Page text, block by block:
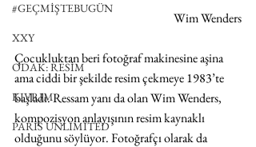
#GEÇMİŞTEBUGÜN
XXY
ODAK: RESİM
KIVRIM
PARIS UNLIMITED
Wim Wenders
Çocukluktan beri fotoğraf makinesine aşina
ama ciddi bir şekilde resim çekmeye 1983’te
başladı. Ressam yanı da olan Wim Wenders,
kompozisyon anlayışının resim kaynaklı
olduğunu söylüyor. Fotoğrafçı olarak da